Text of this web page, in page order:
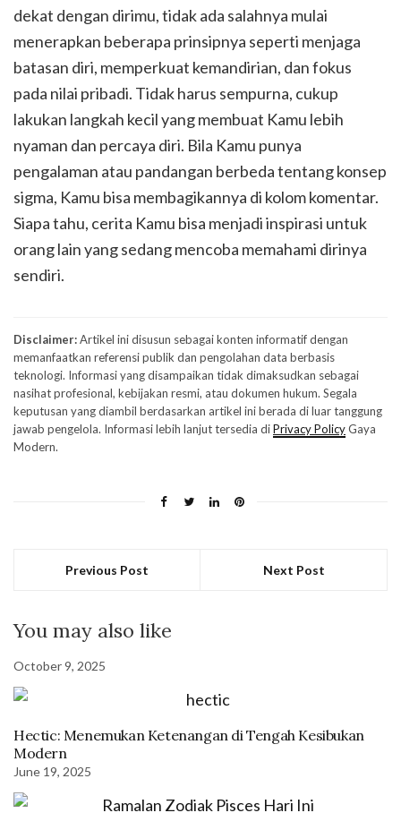
dekat dengan dirimu, tidak ada salahnya mulai
menerapkan beberapa prinsipnya seperti menjaga
batasan diri, memperkuat kemandirian, dan fokus
pada nilai pribadi. Tidak harus sempurna, cukup
lakukan langkah kecil yang membuat Kamu lebih
nyaman dan percaya diri. Bila Kamu punya
pengalaman atau pandangan berbeda tentang konsep
sigma, Kamu bisa membagikannya di kolom komentar.
Siapa tahu, cerita Kamu bisa menjadi inspirasi untuk
orang lain yang sedang mencoba memahami dirinya
sendiri.
Disclaimer:Artikel ini disusun sebagai konten informatif dengan
memanfaatkan referensi publik dan pengolahan data berbasis
teknologi. Informasi yang disampaikan tidak dimaksudkan sebagai
nasihat profesional, kebijakan resmi, atau dokumen hukum. Segala
keputusan yang diambil berdasarkan artikel ini berada di luar tanggung
jawab pengelola. Informasi lebih lanjut tersedia diPrivacy PolicyGaya
Modern.
Previous Post Next Post
You may also like
October 9, 2025
Hectic: Menemukan Ketenangan di Tengah Kesibukan
Modern
June 19, 2025